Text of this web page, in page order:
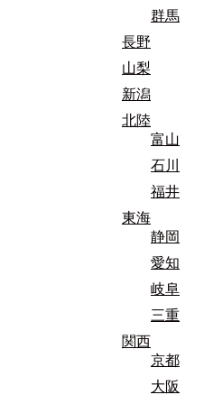
群馬
長野
山梨
新潟
北陸
富山
石川
福井
東海
静岡
愛知
岐阜
三重
関西
京都
大阪